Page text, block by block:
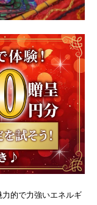
的で力強いエネルギ